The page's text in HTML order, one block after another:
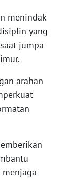
menindak
yang
jumpa
arahan